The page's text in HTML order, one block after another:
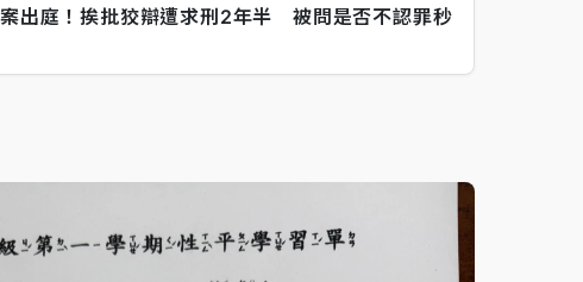
出庭！挨批狡辯遭求刑2年半 被問是否不認罪秒